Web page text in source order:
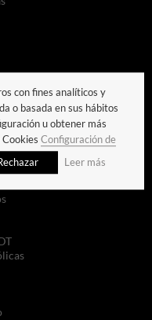
con fines analíticos y
o basada en sus hábitos
u obtener más
Configuración de
Leer más